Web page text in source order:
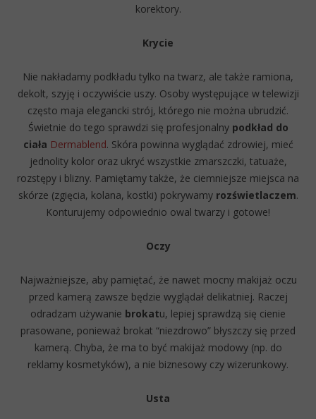
korektory.
Krycie
Nie nakładamy podkładu tylko na twarz, ale także ramiona,
dekolt, szyję i oczywiście uszy. Osoby występujące w telewizji
często maja elegancki strój, którego nie można ubrudzić.
Świetnie do tego sprawdzi się profesjonalny podkład do
ciała Dermablend. Skóra powinna wyglądać zdrowiej, mieć
jednolity kolor oraz ukryć wszystkie zmarszczki, tatuaże,
rozstępy i blizny. Pamiętamy także, że ciemniejsze miejsca na
skórze (zgięcia, kolana, kostki) pokrywamy rozświetlaczem.
Konturujemy odpowiednio owal twarzy i gotowe!
Oczy
Najważniejsze, aby pamiętać, że nawet mocny makijaż oczu
przed kamerą zawsze będzie wyglądał delikatniej. Raczej
odradzam używanie brokatu, lepiej sprawdzą się cienie
prasowane, ponieważ brokat “niezdrowo” błyszczy się przed
kamerą. Chyba, że ma to być makijaż modowy (np. do
reklamy kosmetyków), a nie biznesowy czy wizerunkowy.
Usta